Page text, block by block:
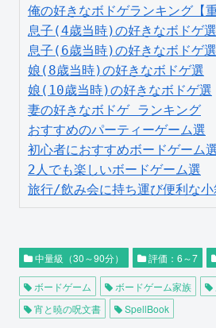
俺の好きなボドゲランキング【重
息子(4歳当時)の好きなボドゲ選
息子(6歳当時)の好きなボドゲ選
娘(8歳当時)の好きなボドゲ選
娘(10歳当時)の好きなボドゲ選
妻の好きなボドゲ ランキング
おすすめのパーティーゲーム選
初心者におすすめボードゲーム
2人でも楽しいボードゲーム選
旅行/飲み会に持ち運び便利な小
中量級（30～90分） 評価：6～7
ボードゲーム ボードゲーム家族
宵と暁の呪文書
SpellBook